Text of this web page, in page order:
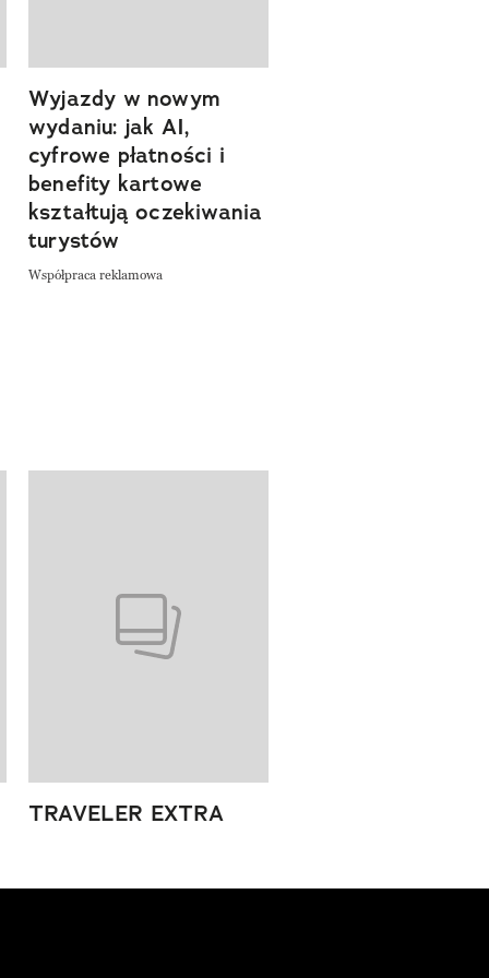
Wyjazdy w nowym
wydaniu: jak AI,
cyfrowe płatności i
benefity kartowe
kształtują oczekiwania
turystów
Współpraca reklamowa
TRAVELER EXTRA